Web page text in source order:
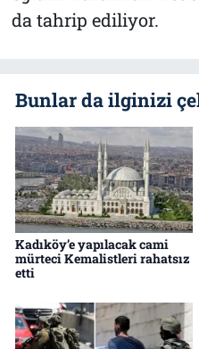
da tahrip ediliyor.
Bunlar da ilginizi
Kadıköy’e yapılacak cami
mürteci Kemalistleri rahatsız
etti